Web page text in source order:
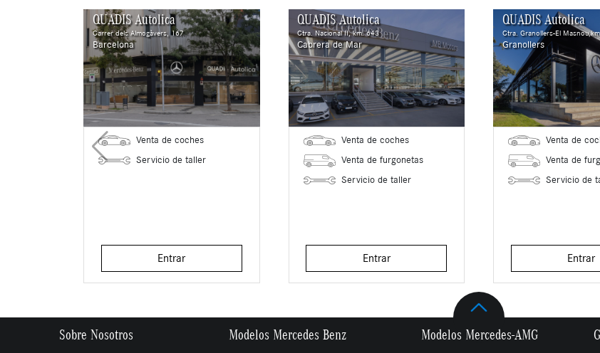
QUADIS Autolica
Carrer dels Almogàvers, 167
Barcelona
Venta de coches
Servicio de taller
Entrar
QUADIS Autolica
Ctra. Nacional II, km. 643
Cabrera de Mar
Venta de coches
Venta de furgonetas
Servicio de taller
Entrar
QUADIS Autolica
Ctra. Granollers-El
Granollers
Venta de
Venta de
Servicio de
Entrar
Sobre Nosotros Modelos Mercedes Benz Modelos Mercedes-AMG